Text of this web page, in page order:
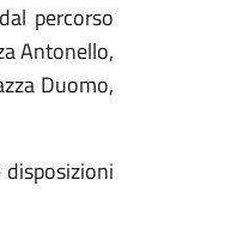
percorso
Antonello,
Duomo,